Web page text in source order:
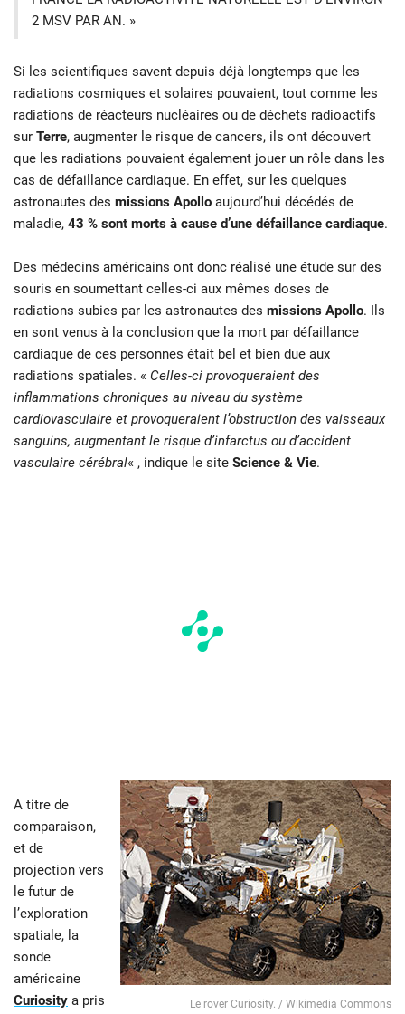
2 MSV PAR AN. »
Si les scientifiques savent depuis déjà longtemps que les
radiations cosmiques et solaires pouvaient, tout comme les
radiations de réacteurs nucléaires ou de déchets radioactifs
sur Terre, augmenter le risque de cancers, ils ont découvert
que les radiations pouvaient également jouer un rôle dans les
cas de défaillance cardiaque. En effet, sur les quelques
astronautes des missions Apollo aujourd’hui décédés de
maladie, 43 % sont morts à cause d’une défaillance cardiaque.
Des médecins américains ont donc réalisé une étude sur des
souris en soumettant celles-ci aux mêmes doses de
radiations subies par les astronautes des missions Apollo. Ils
en sont venus à la conclusion que la mort par défaillance
cardiaque de ces personnes était bel et bien due aux
radiations spatiales. « Celles-ci provoqueraient des
inflammations chroniques au niveau du système
cardiovasculaire et provoqueraient l’obstruction des vaisseaux
sanguins, augmentant le risque d’infarctus ou d’accident
vasculaire cérébral« , indique le site Science & Vie.
Le rover Curiosity. / Wikimedia Commons
A titre de
comparaison,
et de
projection vers
le futur de
l’exploration
spatiale, la
sonde
américaine
Curiosity a pris